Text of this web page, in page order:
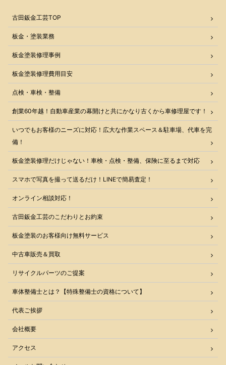
古田鈑金工芸TOP
板金・塗装業務
板金塗装修理事例
板金塗装修理費用目安
点検・車検・整備
創業60年越！自動車産業の幕開けと共にかなり古くから車修理屋です！
いつでもお客様のニーズに対応！広大な作業スペース＆駐車場、代車を完
備！
板金塗装修理だけじゃない！車検・点検・整備、保険に至るまで対応
スマホで写真を撮って送るだけ！LINEで簡易査定！
オンライン相談対応！
古田鈑金工芸のこだわりとお約束
板金塗装のお客様向け無料サービス
中古車販売＆買取
リサイクルパーツのご提案
車体整備士とは？【特殊整備士の資格について】
代表ご挨拶
会社概要
アクセス